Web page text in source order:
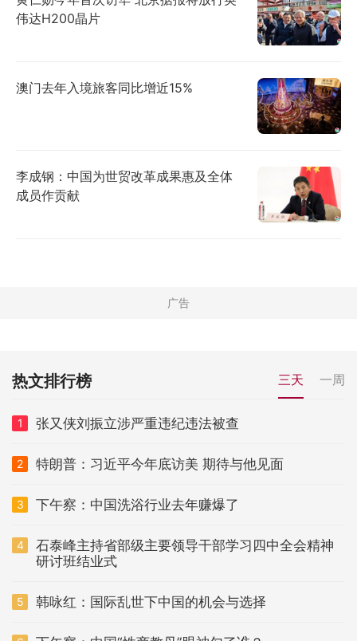
伟达H200晶片
澳门去年入境旅客同比增近15%
李成钢：中国为世贸改革成果惠及全体
成员作贡献
热文排行榜 三天 一周
1 张又侠刘振立涉严重违纪违法被查
2 特朗普：习近平今年底访美 期待与他见面
3 下午察：中国洗浴行业去年赚爆了
4
石泰峰主持省部级主要领导干部学习四中全会精神
研讨班结业式
5 韩咏红：国际乱世下中国的机会与选择